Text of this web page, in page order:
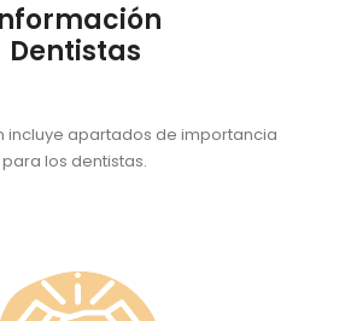
Dentistas
incluye apartados de importancia
para los dentistas.